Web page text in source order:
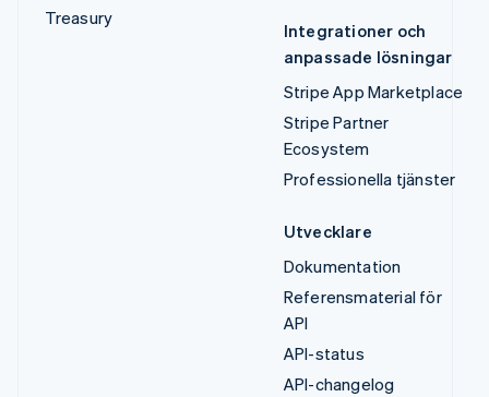
Treasury
Integrationer och
anpassade lösningar
Stripe App Marketplace
Stripe Partner
Ecosystem
Professionella tjänster
Utvecklare
Dokumentation
Referensmaterial för
API
API-status
API-changelog